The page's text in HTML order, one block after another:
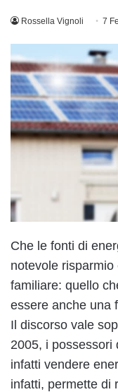
Rossella Vignoli 7
Che le fonti di
notevole
familiare: quello
essere anche una
Il discorso vale
2005, i possessori
infatti vendere
infatti, permette di